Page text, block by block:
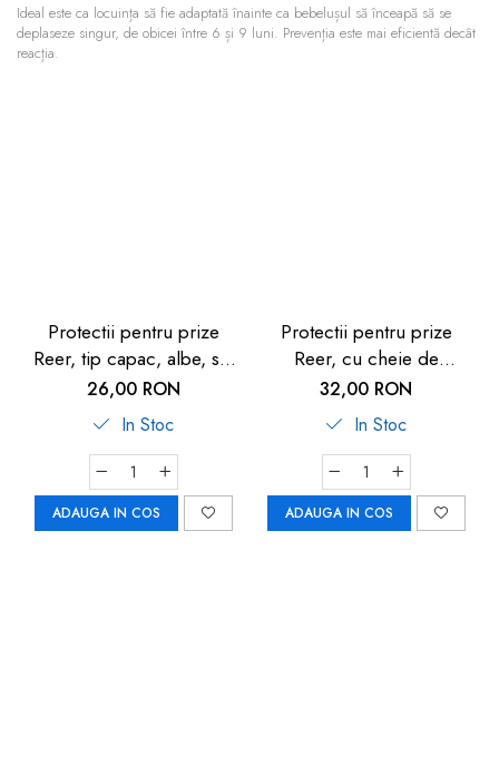
Ideal este ca locuința să fie adaptată înainte ca bebelușul să înceapă să se
deplaseze singur, de obicei între 6 și 9 luni. Prevenția este mai eficientă decât
reacția.
Protectii pentru prize
Reer, tip capac, albe, set
5 buc
26,00 RON
In Stoc
ADAUGA IN COS
Protectii pentru prize
Reer, cu cheie de
deblocare, set 6 buc,
albe
32,00 RON
In Stoc
ADAUGA IN COS